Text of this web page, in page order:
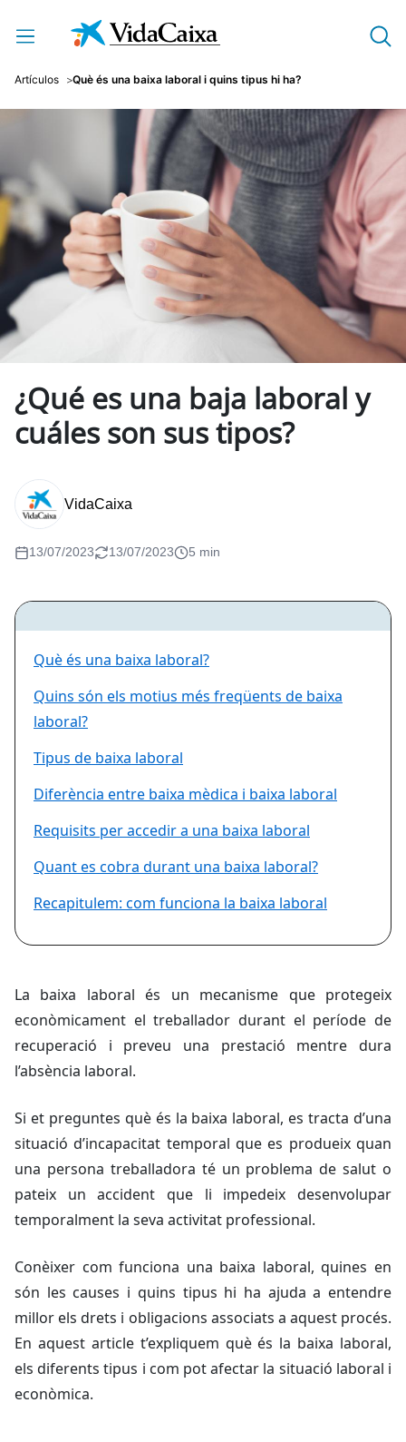
Salta al contingut principal
Artículos Què és una baixa laboral i quins tipus hi ha?
¿Qué es una baja laboral y
cuáles son sus tipos?
VidaCaixa
13/07/2023 13/07/2023 5 min
Què és una baixa laboral?
Quins són els motius més freqüents de baixa
laboral?
Tipus de baixa laboral
Diferència entre baixa mèdica i baixa laboral
Requisits per accedir a una baixa laboral
Quant es cobra durant una baixa laboral?
Recapitulem: com funciona la baixa laboral
La baixa laboral és un mecanisme que protegeix
econòmicament el treballador durant el període de
recuperació i preveu una prestació mentre dura
l’absència laboral.
Si et preguntes què és la baixa laboral, es tracta d’una
situació d’incapacitat temporal que es produeix quan
una persona treballadora té un problema de salut o
pateix un accident que li impedeix desenvolupar
temporalment la seva activitat professional.
Conèixer com funciona una baixa laboral, quines en
són les causes i quins tipus hi ha ajuda a entendre
millor els drets i obligacions associats a aquest procés.
En aquest article t’expliquem què és la baixa laboral,
els diferents tipus i com pot afectar la situació laboral i
econòmica.